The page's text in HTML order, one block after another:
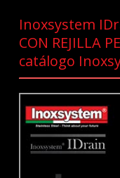
Inoxsystem
CON REJILLA
catálogo